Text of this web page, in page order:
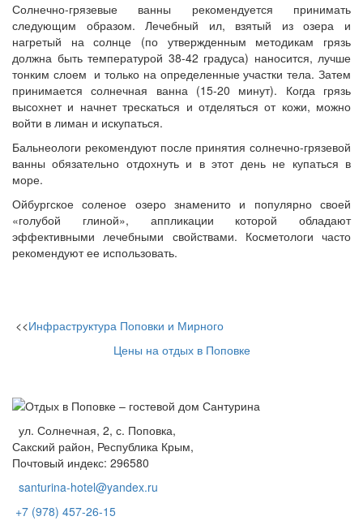
Солнечно-грязевые ванны рекомендуется принимать
следующим образом. Лечебный ил, взятый из озера и
нагретый на солнце (по утвержденным методикам грязь
должна быть температурой 38-42 градуса) наносится, лучше
тонким слоем и только на определенные участки тела. Затем
принимается солнечная ванна (15-20 минут). Когда грязь
высохнет и начнет трескаться и отделяться от кожи, можно
войти в лиман и искупаться.
Бальнеологи рекомендуют после принятия солнечно-грязевой
ванны обязательно отдохнуть и в этот день не купаться в
море.
Ойбургское соленое озеро знаменито и популярно своей
«голубой глиной», аппликации которой обладают
эффективными лечебными свойствами. Косметологи часто
рекомендуют ее использовать.
<<Инфраструктура Поповки и Мирного
Цены на отдых в Поповке
ул. Солнечная, 2, с. Поповка,
Сакский район, Республика Крым,
Почтовый индекс: 296580
santurina-hotel@yandex.ru
+7 (978) 457-26-15